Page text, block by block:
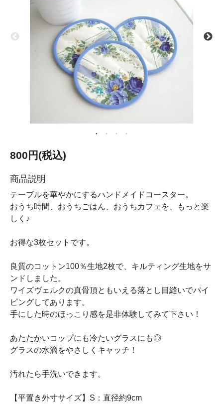
800円(税込)
商品説明
テーブルを華やかにするハンドメイドコースター。
おうち時間、おうちごはん、おうちカフェを、もっと楽
しく♪
お得な3枚セットです。
良質のコットン100％生地2枚で、キルティング生地をサ
ンドしました。
ワイズヴェルクの真骨頂ともいえる落とし目縫いでパイ
ピングしてあります。
手にした時のほっこり感を是非体験してみて下さい！
あたたかいコップにも冷たいグラスにも◎
グラスの水滴をやさしくキャッチ！
汚れたら手洗いできます。
【平置き外寸サイズ】S：直径約9cm